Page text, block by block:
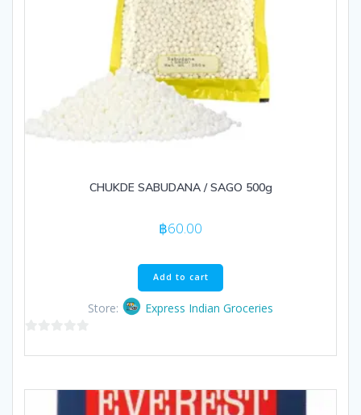
CHUKDE SABUDANA / SAGO 500g
฿60.00
Add to cart
Store: Express Indian Groceries